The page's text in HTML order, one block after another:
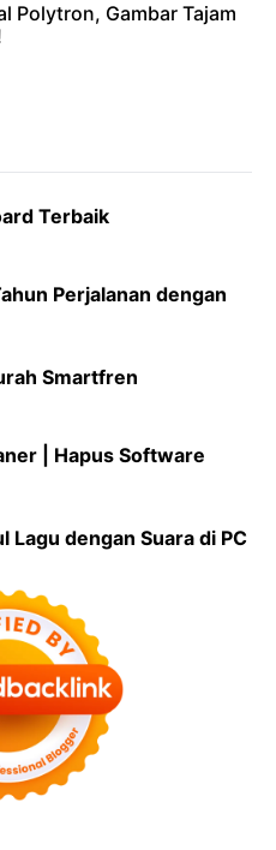
Polytron, Gambar Tajam
Terbaik
Perjalanan dengan
Smartfren
| Hapus Software
Lagu dengan Suara di PC